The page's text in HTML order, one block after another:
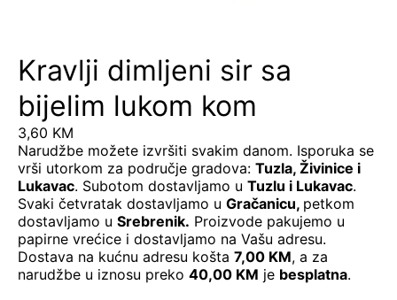
Kravlji dimljeni sir sa
bijelim lukom kom
3,60 KM
Narudžbe možete izvršiti svakim danom. Isporuka se
vrši utorkom za područje gradova: Tuzla, Živinice i
Lukavac. Subotom dostavljamo u Tuzlu i Lukavac.
Svaki četvratak dostavljamo u Gračanicu, petkom
dostavljamo u Srebrenik. Proizvode pakujemo u
papirne vrećice i dostavljamo na Vašu adresu.
Dostava na kućnu adresu košta 7,00 KM, a za
narudžbe u iznosu preko 40,00 KM je besplatna.